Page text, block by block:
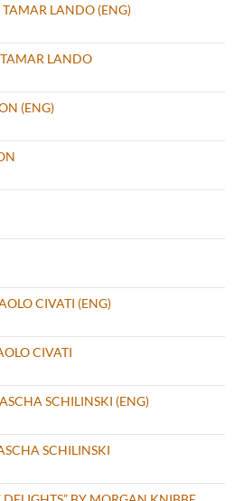
LANDO (ENG)
LANDO
(ENG)
CIVATI (ENG)
CIVATI
SCHILINSKI (ENG)
SCHILINSKI